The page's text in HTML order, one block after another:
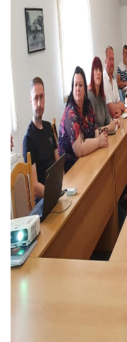
Обавјештења
Заштита од
COVID 19
Пољопривреда
Туризам
Спорт